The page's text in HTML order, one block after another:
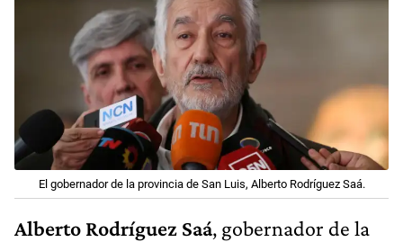
El gobernador de la provincia de San Luis, Alberto Rodríguez Saá.
Alberto Rodríguez Saá, gobernador de la